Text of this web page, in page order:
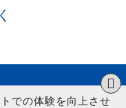
での体験を向上させ